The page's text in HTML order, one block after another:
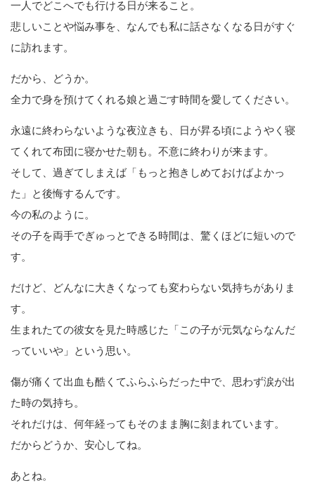
一人でどこへでも行ける日が来ること。
悲しいことや悩み事を、なんでも私に話さなくなる日がすぐ
に訪れます。
だから、どうか。
全力で身を預けてくれる娘と過ごす時間を愛してください。
永遠に終わらないような夜泣きも、日が昇る頃にようやく寝
てくれて布団に寝かせた朝も。不意に終わりが来ます。
そして、過ぎてしまえば「もっと抱きしめておけばよかっ
た」と後悔するんです。
今の私のように。
その子を両手でぎゅっとできる時間は、驚くほどに短いので
す。
だけど、どんなに大きくなっても変わらない気持ちがありま
す。
生まれたての彼女を見た時感じた「この子が元気ならなんだ
っていいや」という思い。
傷が痛くて出血も酷くてふらふらだった中で、思わず涙が出
た時の気持ち。
それだけは、何年経ってもそのまま胸に刻まれています。
だからどうか、安心してね。
あとね。